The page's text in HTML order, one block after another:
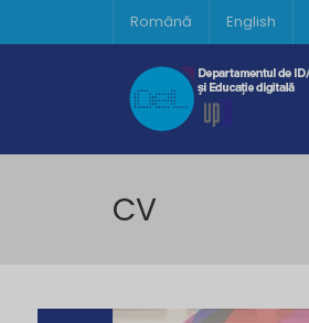
Română English
CV